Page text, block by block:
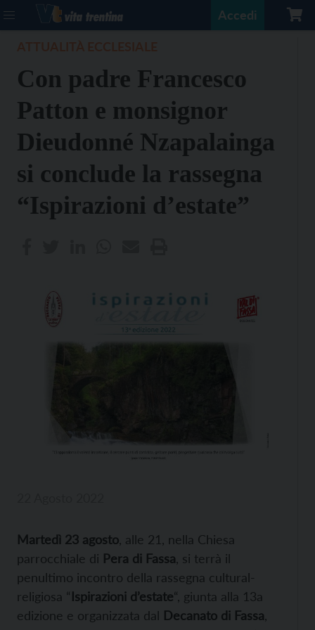
Accedi
Con padre Francesco
Patton e monsignor
Dieudonné Nzapalainga
si conclude la rassegna
“Ispirazioni d’estate”
Martedì 23 agosto , alle 21, nella Chiesa
parrocchiale di Pera di Fassa , si terrà il
penultimo incontro della rassegna cultural-
religiosa “Ispirazioni d’estate“, giunta alla 13a
edizione e organizzata dal Decanato di Fassa